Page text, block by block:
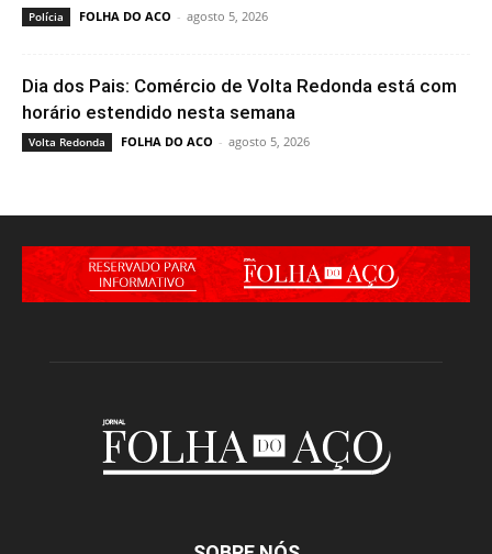
Polícia FOLHA DO ACO - agosto 5, 2026
Dia dos Pais: Comércio de Volta Redonda está com
horário estendido nesta semana
Volta Redonda FOLHA DO ACO - agosto 5, 2026